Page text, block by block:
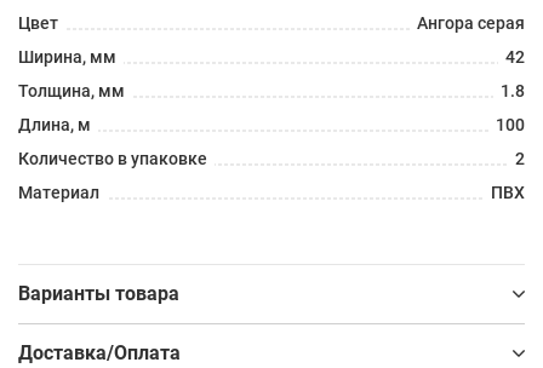
Цвет
Ангора серая
Ширина, мм
42
Толщина, мм
1.8
Длина, м
100
Количество в упаковке
2
Материал
ПВХ
Варианты товара
Доставка/Оплата